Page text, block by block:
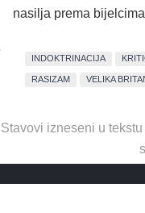
nasilja prema
INDOKTRINACIJA
RASIZAM VELIKA
Stavovi izneseni u